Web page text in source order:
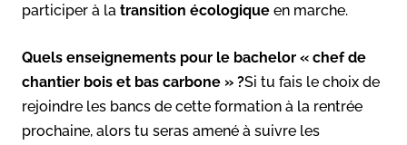
participer à la transition écologique en marche.
Quels enseignements pour le bachelor « chef de
chantier bois et bas carbone » ?Si tu fais le choix de
rejoindre les bancs de cette formation à la rentrée
prochaine, alors tu seras amené à suivre les